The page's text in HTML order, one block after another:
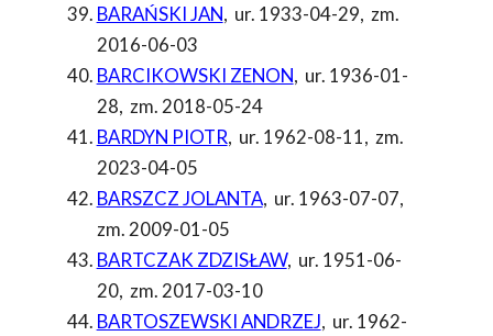
BARAŃSKI JAN, ur. 1933-04-29, zm.
2016-06-03
BARCIKOWSKI ZENON, ur. 1936-01-
28, zm. 2018-05-24
BARDYN PIOTR, ur. 1962-08-11, zm.
2023-04-05
BARSZCZ JOLANTA, ur. 1963-07-07,
zm. 2009-01-05
BARTCZAK ZDZISŁAW, ur. 1951-06-
20, zm. 2017-03-10
BARTOSZEWSKI ANDRZEJ, ur. 1962-